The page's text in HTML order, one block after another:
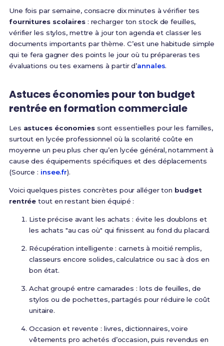
Une fois par semaine, consacre dix minutes à vérifier tes
fournitures scolaires: recharger ton stock de feuilles,
vérifier les stylos, mettre à jour ton agenda et classer les
documents importants par thème. C’est une habitude simple
qui te fera gagner des points le jour où tu prépareras tes
évaluations ou tes examens à partir d’annales.
Astuces économies pour ton budget
rentrée en formation commerciale
Les astuces économiessont essentielles pour les familles,
surtout en lycée professionnel où la scolarité coûte en
moyenne un peu plus cher qu’en lycée général, notamment à
cause des équipements spécifiques et des déplacements
(Source : insee.fr).
Voici quelques pistes concrètes pour alléger ton budget
rentrée tout en restant bien équipé :
Liste précise avant les achats : évite les doublons et
les achats "au cas où" qui finissent au fond du placard.
Récupération intelligente : carnets à moitié remplis,
classeurs encore solides, calculatrice ou sac à dos en
bon état.
Achat groupé entre camarades : lots de feuilles, de
stylos ou de pochettes, partagés pour réduire le coût
unitaire.
Occasion et revente : livres, dictionnaires, voire
vêtements pro achetés d’occasion, puis revendus en